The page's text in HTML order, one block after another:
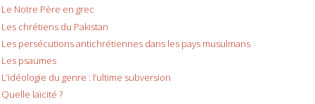
Le Notre Père en grec
Les chrétiens du Pakistan
Les persécutions antichrétiennes dans les pays musulmans
Les psaumes
L’idéologie du genre : l’ultime subversion
Quelle laïcité ?